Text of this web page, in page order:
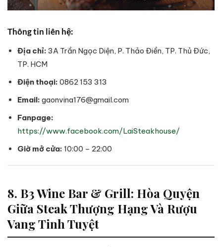
Thông tin liên hệ:
Địa chỉ: 3A Trần Ngọc Diện, P. Thảo Điền, TP. Thủ Đức,
TP. HCM
Điện thoại: 0862 153 313
Email: gaonvina176@gmail.com
Fanpage:
https://www.facebook.com/LaiSteakhouse/
Giờ mở cửa: 10:00 – 22:00
8. B3 Wine Bar & Grill: Hòa Quyện
Giữa Steak Thượng Hạng Và Rượu
Vang Tinh Tuyệt